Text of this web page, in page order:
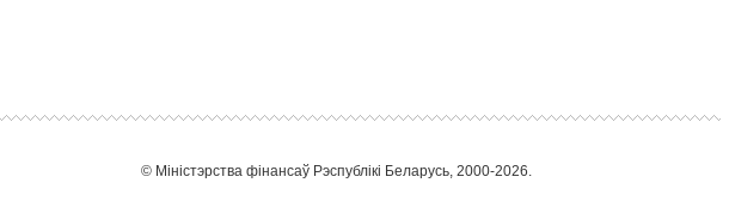
© Міністэрства фінансаў Рэспублікі Беларусь, 2000-2026.